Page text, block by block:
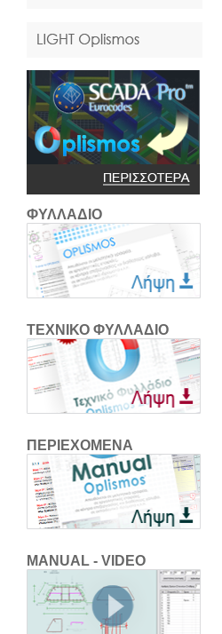
ΦΥΛΛΑΔΙΟ
ΤΕΧΝΙΚΟ ΦΥΛΛΑΔΙΟ
ΠΕΡΙΕΧΟΜΕΝΑ
MANUAL - VIDEO